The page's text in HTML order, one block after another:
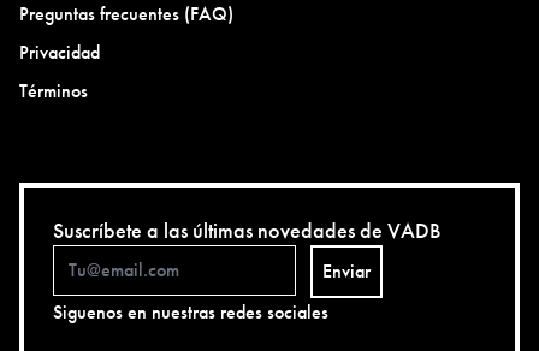
Preguntas frecuentes (FAQ)
Privacidad
Términos
Suscríbete a las últimas novedades de VADB
Enviar
Siguenos en nuestras redes sociales